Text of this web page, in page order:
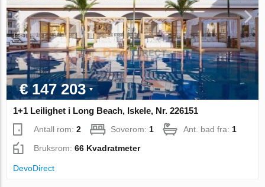
€ 147 203
1+1 Leilighet i Long Beach, Iskele, Nr. 226151
Antall rom:2 Soverom: 1 Ant. bad fra: 1
Bruksrom:66 Kvadratmeter
DevoDirect